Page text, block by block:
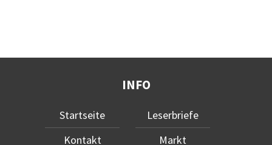
INFO
Startseite
Kontakt
Leserbriefe
Markt